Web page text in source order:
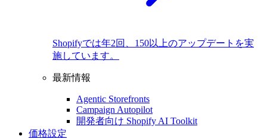
Shopifyでは年2回、150以上のアップデートを実
施しています。
最新情報
Agentic Storefronts
Campaign Autopilot
開発者向け Shopify AI Toolkit
価格設定